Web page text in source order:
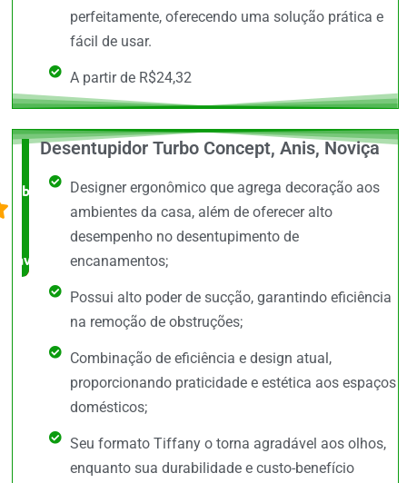
perfeitamente, oferecendo uma solução prática e
fácil de usar.
A partir de R$24,32
O +
barato,
avaliado!
Desentupidor Turbo Concept, Anis, Noviça
Designer ergonômico que agrega decoração aos
ambientes da casa, além de oferecer alto
desempenho no desentupimento de
encanamentos;
Possui alto poder de sucção, garantindo eficiência
na remoção de obstruções;
Combinação de eficiência e design atual,
proporcionando praticidade e estética aos espaços
domésticos;
Seu formato Tiffany o torna agradável aos olhos,
enquanto sua durabilidade e custo-benefício